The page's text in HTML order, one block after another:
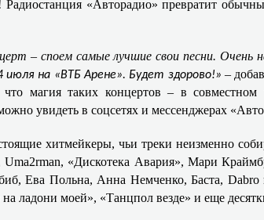
«Авторадио» превратит
– споем самые лучшие свои песни. Очень
на «ВТБ Арене». Будет здорово!» –
магия таких концертов – в совместном
увидеть в соцсетях и мессенджерах
хитмейкеры, чьи треки неизменно
Uma2rman, «Дискотека Авария», Мари
Ева Польна, Анна Немченко, Баста, Dabro
ладони моей», «Танцпол везде» и еще